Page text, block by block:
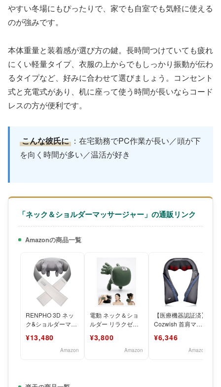
やすい冬場にもぴったりで、家でも自室でも気軽に使える
のが強みです。
本体重量と装着感が選び方の鍵。長時間つけていても疲れ
にくい軽量タイプ、衣服の上からでもしっかり振動が伝わ
るタイプなど、好みに合わせて選びましょう。コンセント
式と充電式があり、机に座って使う時間が長いならコード
レスの方が便利です。
こんな彼氏に ：在宅勤務でPC作業が長い／頭が下
を向く時間が多い／温活が好き
「ネック＆ショルダーマッサージャー」の通販リンク
Amazonの商品一覧
RENPHO 3D ネッ
ク&ショルダーマッ
器認証取得】 ネッ
¥13,480
Amazon
電動 ネック＆ショ
ルダー リラクゼー
登場】首・肩・足対
¥3,800
Amazon
【医療機器認証済】
Cozwish 首肩マッ
ージ機 ネックショ
¥6,346
Amazon